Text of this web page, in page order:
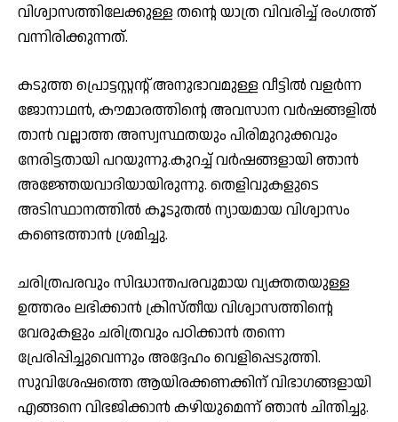
വിശ്വാസത്തിലേക്കുള്ള തന്റെ യാത്ര വിവരിച്ച് രംഗത്ത്
വന്നിരിക്കുന്നത്.
കടുത്ത പ്രൊട്ടസ്റ്റന്റ് അനുഭാവമുള്ള വീട്ടിൽ വളർന്ന
ജോനാഥൻ, കൗമാരത്തിന്റെ അവസാന വർഷങ്ങളിൽ
താന്‍ വല്ലാത്ത അസ്വസ്ഥതയും പിരിമുറുക്കവും
നേരിട്ടതായി പറയുന്നു.കുറച്ച് വർഷങ്ങളായി ഞാൻ
അജ്ഞേയവാദിയായിരുന്നു. തെളിവുകളുടെ
അടിസ്ഥാനത്തിൽ കൂടുതൽ ന്യായമായ വിശ്വാസം
കണ്ടെത്താൻ ശ്രമിച്ചു.
ചരിത്രപരവും സിദ്ധാന്തപരവുമായ വ്യക്തതയുള്ള
ഉത്തരം ലഭിക്കാന്‍ ക്രിസ്തീയ വിശ്വാസത്തിന്റെ
വേരുകളും ചരിത്രവും പഠിക്കാൻ തന്നെ
പ്രേരിപ്പിച്ചുവെന്നും അദ്ദേഹം വെളിപ്പെടുത്തി.
സുവിശേഷത്തെ ആയിരക്കണക്കിന് വിഭാഗങ്ങളായി
എങ്ങനെ വിഭജിക്കാൻ കഴിയുമെന്ന് ഞാൻ ചിന്തിച്ചു.